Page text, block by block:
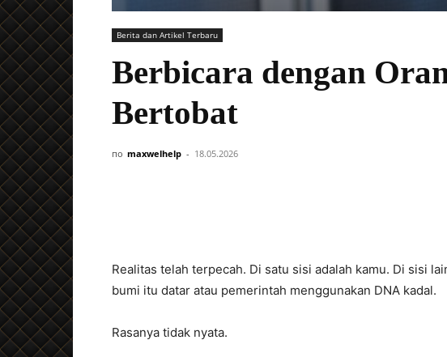
Berita dan Artikel Terbaru
Berbicara dengan
Bertobat
по maxwelhelp - 18.05.2026
Realitas telah terpecah. Di satu sisi adalah kamu. Di sisi
bumi itu datar atau pemerintah menggunakan DNA kadal.
Rasanya tidak nyata.